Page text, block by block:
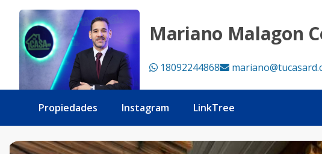
Mariano Malagon
18092244868
Propiedades Instagram LinkTree
APTO 1 HAB AMUEBLADO CON ACCESO DIRECTO A LA PLAYA - Tu Casa